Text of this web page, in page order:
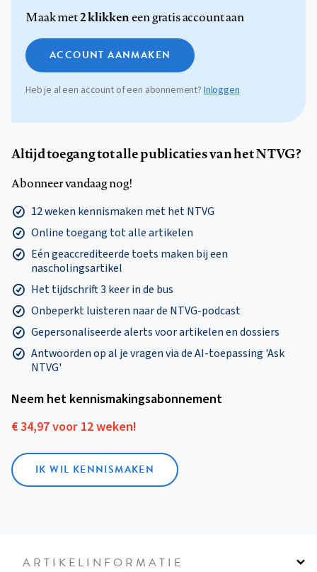
Maak met2 klikkeneen gratis account aan
ACCOUNT AANMAKEN
Heb je al een account of een abonnement? Inloggen
Altijd toegang tot alle publicaties van het NTVG?
Abonneer vandaag nog!
12 weken kennismaken met het NTVG
Online toegang tot alle artikelen
Eén geaccrediteerde toets maken bij een
nascholingsartikel
Het tijdschrift 3 keer in de bus
Onbeperkt luisteren naar de NTVG-podcast
Gepersonaliseerde alerts voor artikelen en dossiers
Antwoorden op al je vragen via de AI-toepassing 'Ask
NTVG'
Neem het kennismakings­abonnement
€ 34,97 voor 12 weken!
IK WIL KENNISMAKEN
ARTIKELINFORMATIE